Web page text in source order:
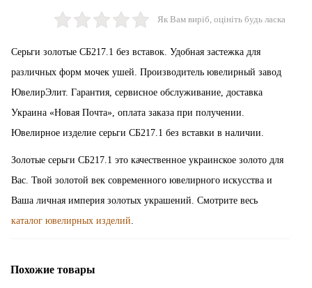
Як Вам виріб, оцініть будь ласка
Серьги золотые СБ217.1 без вставок. Удобная застежка для
различных форм мочек ушей. Производитель ювелирный завод
ЮвелирЭлит. Гарантия, сервисное обслуживание, доставка
Украина «Новая Почта», оплата заказа при получении.
Ювелирное изделие серьги СБ217.1 без вставки в наличии.
Золотые серьги СБ217.1 это качественное украинское золото для
Вас. Твой золотой век современного ювелирного искусства и
Ваша личная империя золотых украшений. Смотрите весь
каталог ювелирных изделий
Похожие товары